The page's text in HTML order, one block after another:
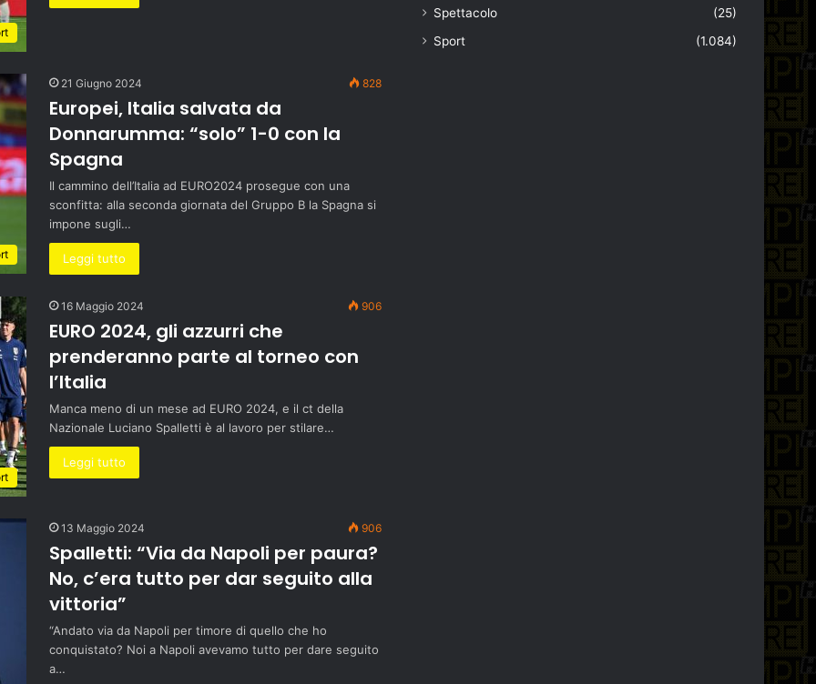
21 Giugno 2024 828
Europei, Italia salvata da
Donnarumma: “solo” 1-0 con la
Spagna
Il cammino dell’Italia ad EURO2024 prosegue con una
sconfitta: alla seconda giornata del Gruppo B la Spagna si
impone sugli…
Leggi tutto
16 Maggio 2024 906
EURO 2024, gli azzurri che
prenderanno parte al torneo con
l’Italia
Manca meno di un mese ad EURO 2024, e il ct della
Nazionale Luciano Spalletti è al lavoro per stilare…
Leggi tutto
13 Maggio 2024 906
Spalletti: “Via da Napoli per paura?
No, c’era tutto per dar seguito alla
vittoria”
“Andato via da Napoli per timore di quello che ho
conquistato? Noi a Napoli avevamo tutto per dare seguito
a…
Spettacolo
(25)
Sport
(1.084)